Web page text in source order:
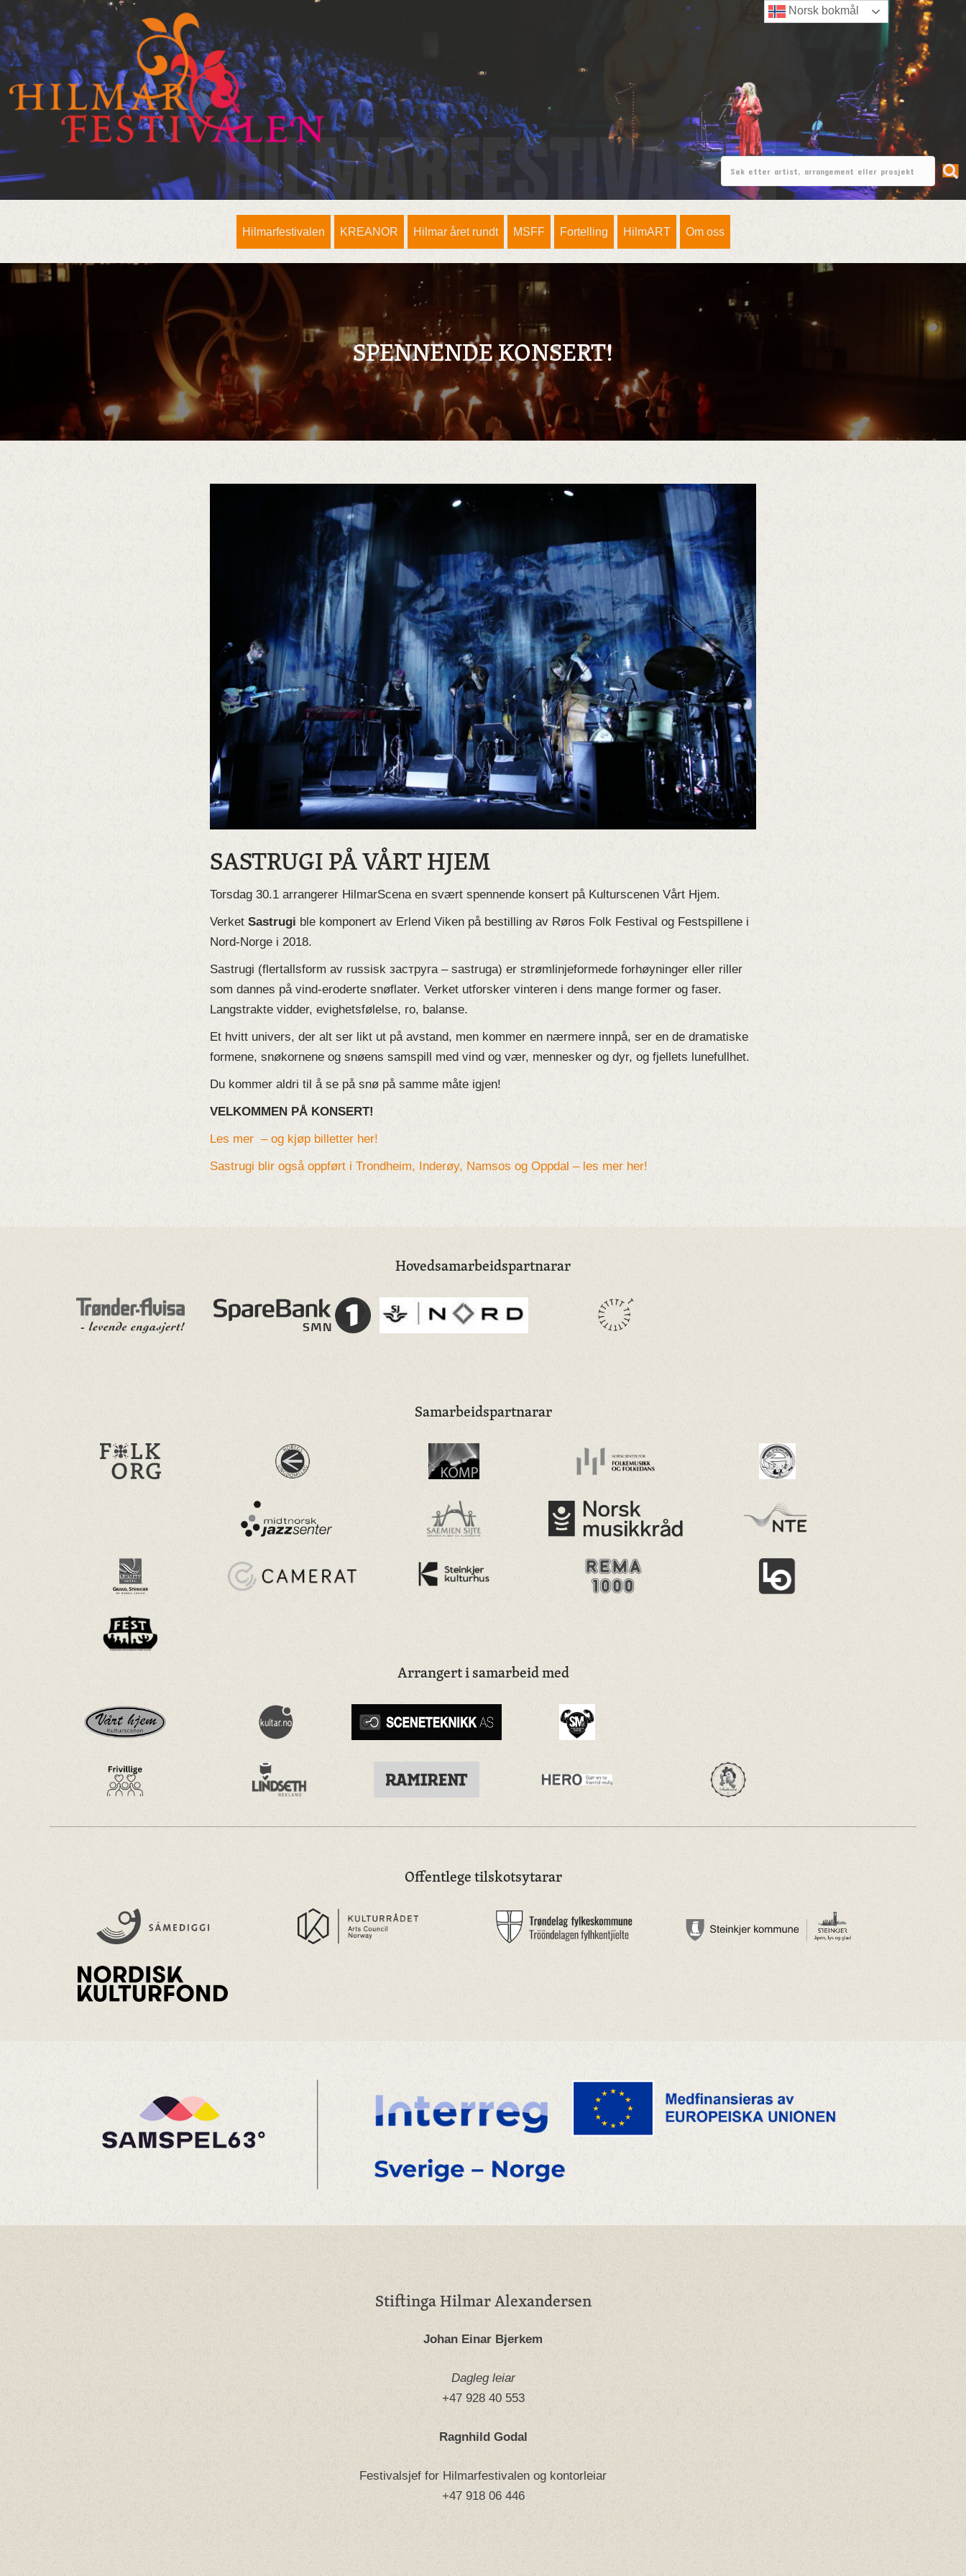
Hilmarfestivalen KREANOR Hilmar året rundt MSFF Fortelling HilmART Om oss
SPENNENDE KONSERT!
SASTRUGI PÅ VÅRT HJEM
Torsdag 30.1 arrangerer HilmarScena en svært spennende konsert på Kulturscenen Vårt Hjem.
Verket Sastrugi ble komponert av Erlend Viken på bestilling av Røros Folk Festival og Festspillene i
Nord-Norge i 2018.
Sastrugi (flertallsform av russisk заструга – sastruga) er strømlinjeformede forhøyninger eller riller
som dannes på vind-eroderte snøflater. Verket utforsker vinteren i dens mange former og faser.
Langstrakte vidder, evighetsfølelse, ro, balanse.
Et hvitt univers, der alt ser likt ut på avstand, men kommer en nærmere innpå, ser en de dramatiske
formene, snøkornene og snøens samspill med vind og vær, mennesker og dyr, og fjellets lunefullhet.
Du kommer aldri til å se på snø på samme måte igjen!
VELKOMMEN PÅ KONSERT!
Les mer – og kjøp billetter her!
Sastrugi blir også oppført i Trondheim, Inderøy, Namsos og Oppdal – les mer her!
Hovedsamarbeidspartnarar
Samarbeidspartnarar
Arrangert i samarbeid med
Offentlege tilskotsytarar
Stiftinga Hilmar Alexandersen
Johan Einar Bjerkem
Dagleg leiar
+47 928 40 553
Ragnhild Godal
Festivalsjef for Hilmarfestivalen og kontorleiar
+47 918 06 446
Norsk bokmål